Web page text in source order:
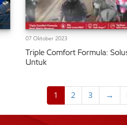
07 Oktober 2023
Triple Comfort Formula:
Untuk
1 2 3 →